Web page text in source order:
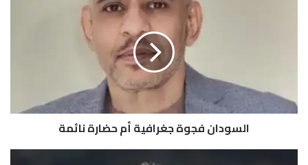
ف
ج
السودان فجوة جغرافية أم حضارة نائمة